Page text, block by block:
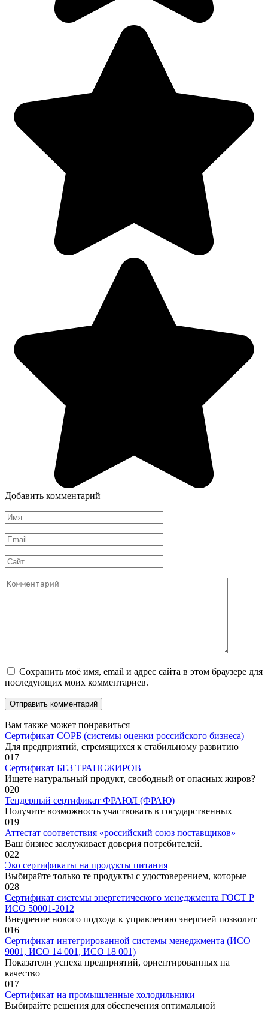
Добавить комментарий
Имя
*
Email
*
Сайт
Комментарий
Сохранить моё имя, email и адрес сайта в этом браузере для
последующих моих комментариев.
Вам также может понравиться
Сертификат СОРБ (системы оценки российского бизнеса)
Для предприятий, стремящихся к стабильному развитию
017
Сертификат БЕЗ ТРАНСЖИРОВ
Ищете натуральный продукт, свободный от опасных жиров?
020
Тендерный сертификат ФРАЮЛ (ФРАЮ)
Получите возможность участвовать в государственных
019
Аттестат соответствия «российский союз поставщиков»
Ваш бизнес заслуживает доверия потребителей.
022
Эко сертификаты на продукты питания
Выбирайте только те продукты с удостоверением, которые
028
Сертификат системы энергетического менеджмента ГОСТ Р
ИСО 50001-2012
Внедрение нового подхода к управлению энергией позволит
016
Сертификат интегрированной системы менеджмента (ИСО
9001, ИСО 14 001, ИСО 18 001)
Показатели успеха предприятий, ориентированных на
качество
017
Сертификат на промышленные холодильники
Выбирайте решения для обеспечения оптимальной